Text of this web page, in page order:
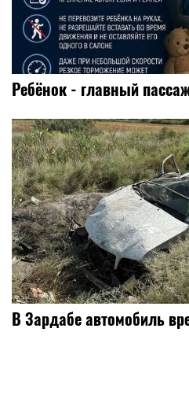
Ребёнок - главный
В Зардабе автомобиль